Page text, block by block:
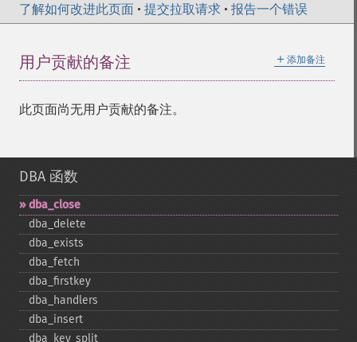
了解如何改进此页面 • 提交拉取请求 • 报告一个错误
＋ 添加备注
用户贡献的备注
此页面尚无用户贡献的备注。
DBA 函数
dba_​close
dba_​delete
dba_​exists
dba_​fetch
dba_​firstkey
dba_​handlers
dba_​insert
dba_​key_​split